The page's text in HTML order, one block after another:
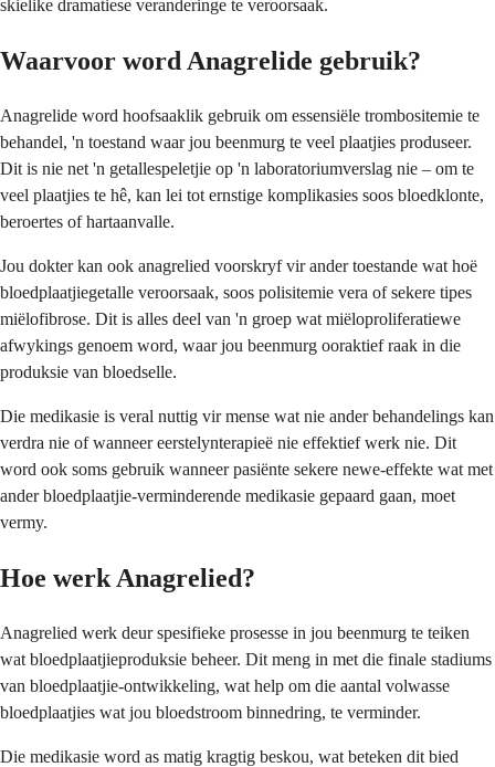
skielike dramatiese veranderinge te veroorsaak.
Waarvoor word Anagrelide gebruik?
Anagrelide word hoofsaaklik gebruik om essensiële trombositemie te
behandel, 'n toestand waar jou beenmurg te veel plaatjies produseer.
Dit is nie net 'n getallespeletjie op 'n laboratoriumverslag nie – om te
veel plaatjies te hê, kan lei tot ernstige komplikasies soos bloedklonte,
beroertes of hartaanvalle.
Jou dokter kan ook anagrelied voorskryf vir ander toestande wat hoë
bloedplaatjiegetalle veroorsaak, soos polisitemie vera of sekere tipes
miëlofibrose. Dit is alles deel van 'n groep wat miëloproliferatiewe
afwykings genoem word, waar jou beenmurg ooraktief raak in die
produksie van bloedselle.
Die medikasie is veral nuttig vir mense wat nie ander behandelings kan
verdra nie of wanneer eerstelynterapieë nie effektief werk nie. Dit
word ook soms gebruik wanneer pasiënte sekere newe-effekte wat met
ander bloedplaatjie-verminderende medikasie gepaard gaan, moet
vermy.
Hoe werk Anagrelied?
Anagrelied werk deur spesifieke prosesse in jou beenmurg te teiken
wat bloedplaatjieproduksie beheer. Dit meng in met die finale stadiums
van bloedplaatjie-ontwikkeling, wat help om die aantal volwasse
bloedplaatjies wat jou bloedstroom binnedring, te verminder.
Die medikasie word as matig kragtig beskou, wat beteken dit bied